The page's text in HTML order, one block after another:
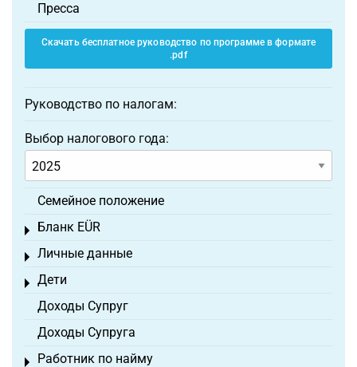
Пресса
Скачать бесплатное руководство по программе в формате
.pdf
Руководство по налогам:
Выбор налогового года:
Семейное положение
Бланк EÜR
Toggle menu
Личные данные
Toggle menu
Дети
Toggle menu
Доходы Супруг
Доходы Супруга
Работник по найму
Toggle menu